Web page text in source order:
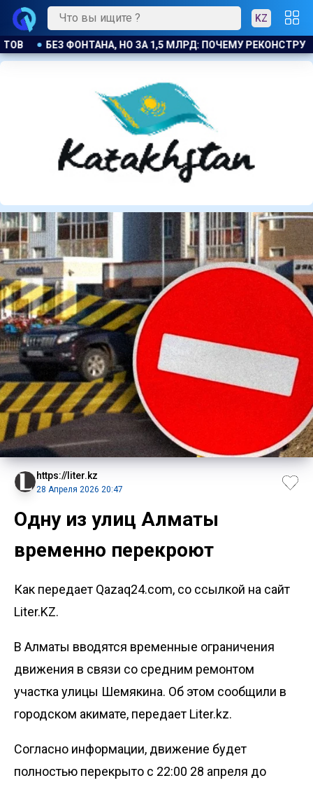
KZ
ПЛОЩАДИ В ТЕМИРТАУ ПОДОРОЖАЛА ВДВОЕ
https://liter.kz
28 Апреля 2026 20:47
Одну из улиц Алматы
временно перекроют
Как передает Qazaq24.com, со ссылкой на сайт
Liter.KZ.
В Алматы вводятся временные ограничения
движения в связи со средним ремонтом
участка улицы Шемякина. Об этом сообщили в
городском акимате, передает Liter.kz.
Согласно информации, движение будет
полностью перекрыто с 22:00 28 апреля до